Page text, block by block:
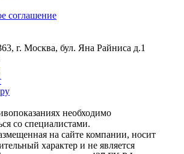
соглашение
г. Москва, бул. Яна Райниса д.1
необходимо
со специалистами.
на сайте компании, носит
характер и не является